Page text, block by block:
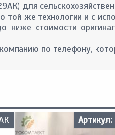
для
той же технологии и с
стоимости
по телефону,
Артикул: